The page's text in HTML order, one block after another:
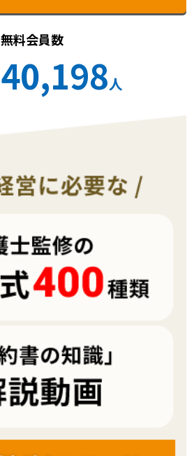
無料会員数
40,198人